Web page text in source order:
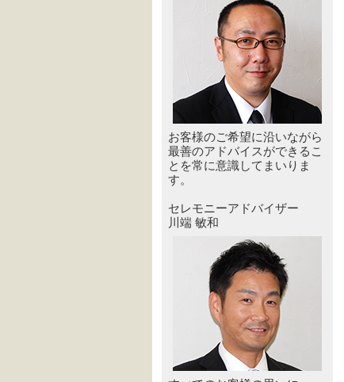
お客様のご希望に沿いながら
最善のアドバイスができるこ
とを常に意識してまいりま
す。
セレモニーアドバイザー
川端 敏和